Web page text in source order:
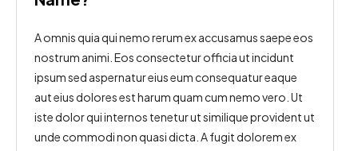
A omnis quia qui nemo rerum ex accusamus saepe eos
nostrum animi. Eos consectetur officia ut incidunt
ipsum sed aspernatur eius eum consequatur eaque
aut eius dolores est harum quam cum nemo vero. Ut
iste dolor qui internos tenetur ut similique provident ut
unde commodi non quasi dicta. A fugit dolorem ex